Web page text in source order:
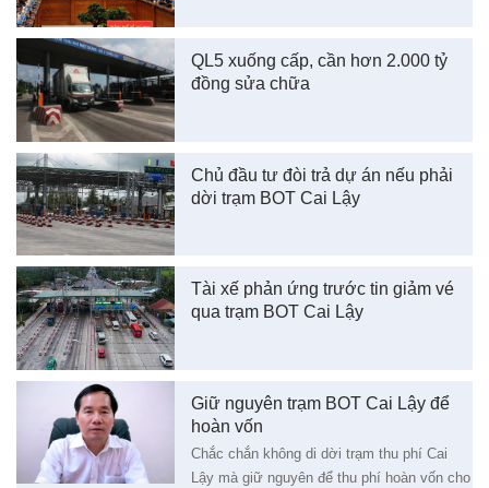
QL5 xuống cấp, cần hơn 2.000 tỷ
đồng sửa chữa
Chủ đầu tư đòi trả dự án nếu phải
dời trạm BOT Cai Lậy
Tài xế phản ứng trước tin giảm vé
qua trạm BOT Cai Lậy
Giữ nguyên trạm BOT Cai Lậy để
hoàn vốn
Chắc chắn không di dời trạm thu phí Cai
Lậy mà giữ nguyên để thu phí hoàn vốn cho